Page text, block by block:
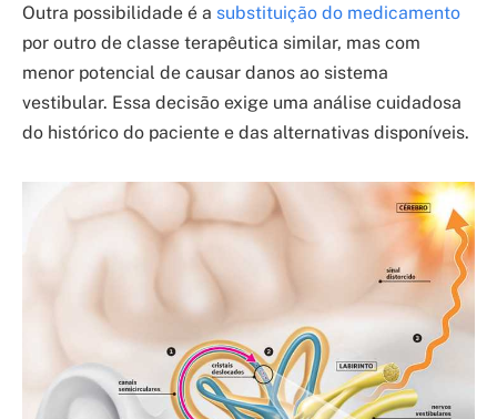
Outra possibilidade é a substituição do medicamento
por outro de classe terapêutica similar, mas com
menor potencial de causar danos ao sistema
vestibular. Essa decisão exige uma análise cuidadosa
do histórico do paciente e das alternativas disponíveis.